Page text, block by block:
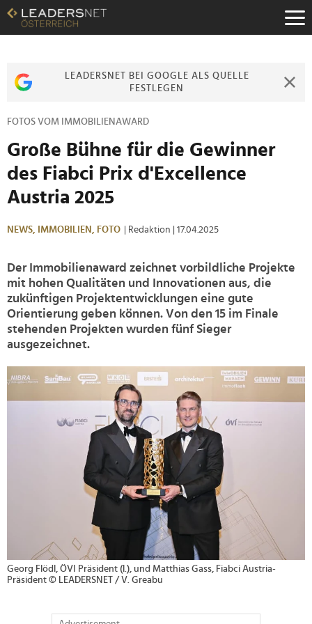
Zum
Inhalt
Zur
Zur
LEADERSNET BEI GOOGLE ALS QUELLE
FESTLEGEN
FOTOS VOM IMMOBILIENAWARD
Große Bühne für die Gewinner
des Fiabci Prix d'Excellence
Austria 2025
NEWS, IMMOBILIEN, FOTO | Redaktion | 17.04.2025
Der Immobilienaward zeichnet vorbildliche Projekte
mit hohen Qualitäten und Innovationen aus, die
zukünftigen Projektentwicklungen eine gute
Orientierung geben können. Von den 15 im Finale
stehenden Projekten wurden fünf Sieger
ausgezeichnet.
>
Georg Flödl, ÖVI Präsident (l.), und Matthias Gass, Fiabci Austria-
Präsident © LEADERSNET / V. Greabu